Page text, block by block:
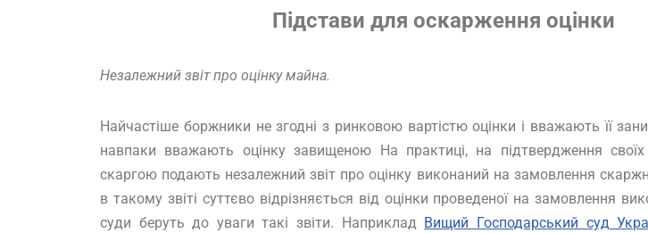
Підстави для оскарження оцінки
Незалежний звіт про оцінку майна.
Найчастіше боржники не згодні з ринковою вартістю оцінки і вважають її
навпаки вважають оцінку завищеною На практиці, на підтвердження
скаргою подають незалежний звіт про оцінку виконаний на замовлення
в такому звіті суттєво відрізняється від оцінки проведеної на замовлення
суди беруть до уваги такі звіти. Наприклад Вищий Господарський суд